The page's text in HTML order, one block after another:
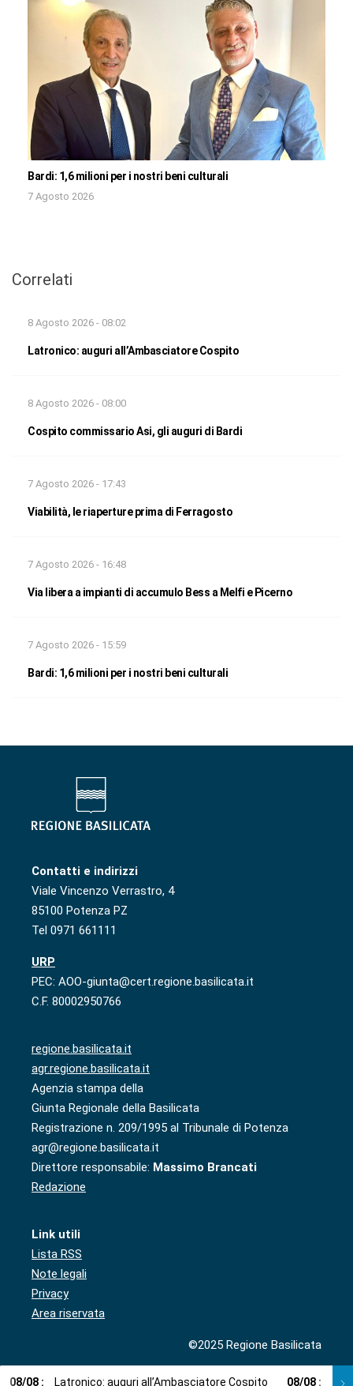
Bardi: 1,6 milioni per i nostri beni culturali
7 Agosto 2026
Correlati
8 Agosto 2026 - 08:02
Latronico: auguri all’Ambasciatore Cospito
8 Agosto 2026 - 08:00
Cospito commissario Asi, gli auguri di Bardi
7 Agosto 2026 - 17:43
Viabilità, le riaperture prima di Ferragosto
7 Agosto 2026 - 16:48
Via libera a impianti di accumulo Bess a Melfi e Picerno
7 Agosto 2026 - 15:59
Bardi: 1,6 milioni per i nostri beni culturali
Contatti e indirizzi
Viale Vincenzo Verrastro, 4
85100 Potenza PZ
Tel 0971 661111
URP
PEC: AOO-giunta@cert.regione.basilicata.it
C.F. 80002950766
regione.basilicata.it
agr.regione.basilicata.it
Agenzia stampa della
Giunta Regionale della Basilicata
Registrazione n. 209/1995 al Tribunale di Potenza
agr@regione.basilicata.it
Direttore responsabile: Massimo Brancati
Redazione
Link utili
Lista RSS
Note legali
Privacy
Area riservata
©2025 Regione Basilicata
08/08 : Latronico: auguri all’Ambasciatore Cospito 08/08 :